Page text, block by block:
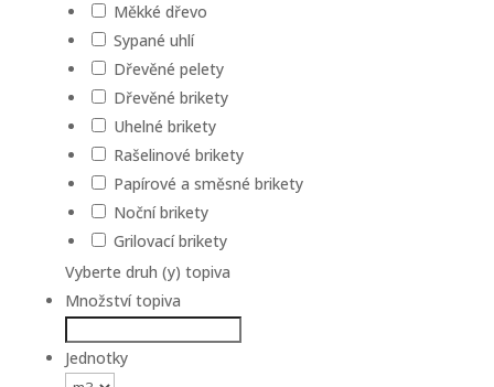
Měkké dřevo
Sypané uhlí
Dřevěné pelety
Dřevěné brikety
Uhelné brikety
Rašelinové brikety
Papírové a směsné brikety
Noční brikety
Grilovací brikety
Vyberte druh (y) topiva
Množství topiva
Jednotky